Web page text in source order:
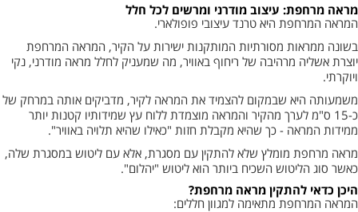
מראה מרחפת: עיצוב מודרני ומרשים לכל חלל
המראה המרחפת היא טרנד עיצובי פופולארי.
בשונה ממראות מסורתיות המותקנות ישירות על הקיר, המראה המרחפת
יוצרת אשליה מרהיבה של ריחוף באוויר, מה שמעניק לחלל מראה מודרני, נקי
ויוקרתי.
משמעותה היא שבמקום להצמיד את המראה לקיר, מדביקים אותה במרחק של
כ-15 ס"מ לערך מהקיר והמראה מוצמדת ללוח עץ שמידותיו קטנות יותר
ממידות המראה - כך שהיא מקבלת חזות "כאילו שהיא תלויה באוויר".
מראה מרחפת מומלץ שלא להתקין עם מסגרת, אלא עם ליטוש במסגרת שלה,
כאשר סוג הליטוש השכיח ביותר הוא ליטוש "יהלום".
היכן כדאי להתקין מראה מרחפת?
המראה המרחפת מתאימה למגוון חללים: